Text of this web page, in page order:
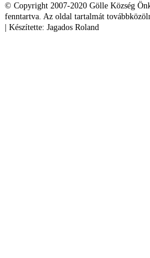
© Copyright 2007-2020 Gölle Község
fenntartva. Az oldal tartalmát
| Készítette: Jagados Roland